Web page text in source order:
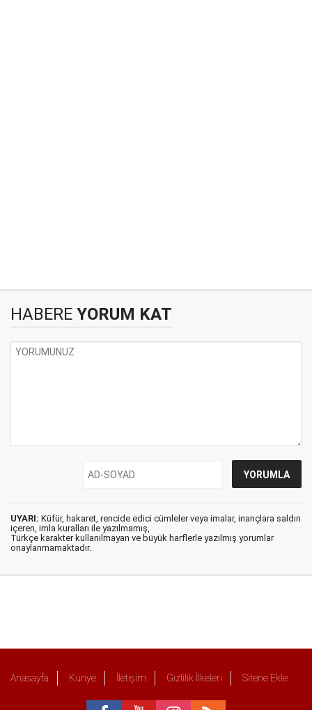
HABERE YORUM KAT
UYARI: Küfür, hakaret, rencide edici cümleler veya imalar, inançlara saldırı
içeren, imla kuralları ile yazılmamış,
Türkçe karakter kullanılmayan ve büyük harflerle yazılmış yorumlar
onaylanmamaktadır.
Anasayfa Künye İletişim Gizlilik İlkeleri Sitene Ekle